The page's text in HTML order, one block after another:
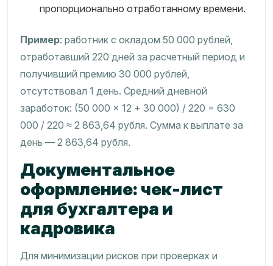
пропорционально отработанному времени.
Пример: работник с окладом 50 000 рублей,
отработавший 220 дней за расчетный период и
получивший премию 30 000 рублей,
отсутствовал 1 день. Средний дневной
заработок: (50 000 × 12 + 30 000) / 220 = 630
000 / 220 ≈ 2 863,64 рубля. Сумма к выплате за
день — 2 863,64 рубля.
Документальное
оформление: чек-лист
для бухгалтера и
кадровика
Для минимизации рисков при проверках и